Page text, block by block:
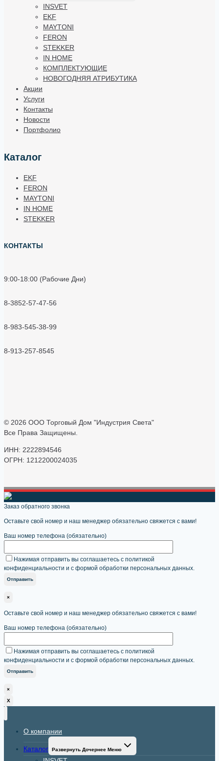
INSVET
EKF
MAYTONI
FERON
STEKKER
IN HOME
КОМПЛЕКТУЮЩИЕ
НОВОГОДНЯЯ АТРИБУТИКА
Акции
Услуги
Контакты
Новости
Портфолио
Каталог
EKF
FERON
MAYTONI
IN HOME
STEKKER
КОНТАКТЫ
9:00-18:00 (Рабочие Дни)
8-3852-57-47-56
8-983-545-38-99
8-913-257-8545
© 2026 ООО Торговый Дом "Индустрия Света"
Все Права Защищены.
ИНН: 2222894546
ОГРН: 1212200024035
Заказ обратного звонка
Оставьте свой номер и наш менеджер обязательно свяжется с вами!
Ваш номер телефона (обязательно)
Нажимая отправить вы соглашаетесь с политикой
конфиденциальности и с формой обработки персональных данных.
×
Оставьте свой номер и наш менеджер обязательно свяжется с вами!
Ваш номер телефона (обязательно)
Нажимая отправить вы соглашаетесь с политикой
конфиденциальности и с формой обработки персональных данных.
×
X
О компании
Каталог Развернуть Дочернее Меню